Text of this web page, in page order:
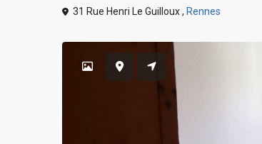
31 Rue Henri Le Guilloux , Rennes